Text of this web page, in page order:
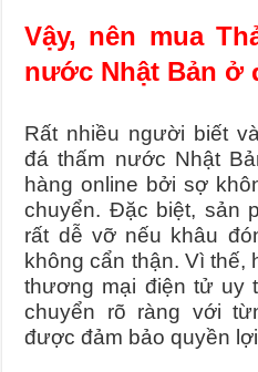
Vậy, nên mua
nước Nhật Bản ở
Rất nhiều người biết
đá thấm nước Nhật
hàng online bởi sợ
chuyển. Đặc biệt, sản
rất dễ vỡ nếu khâu
không cẩn thận. Vì thế,
thương mại điện tử uy
chuyển rõ ràng với
được đảm bảo quyền